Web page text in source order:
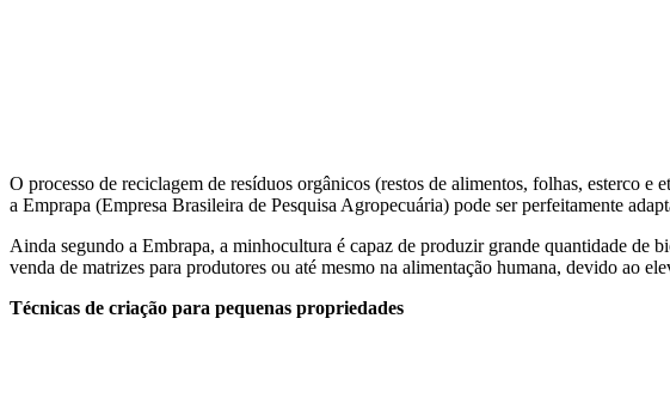
O processo de reciclagem de resíduos orgânicos (restos de alimentos, folhas, esterco
a Emprapa (Empresa Brasileira de Pesquisa Agropecuária) pode ser perfeitamente
Ainda segundo a Embrapa, a minhocultura é capaz de produzir grande quantidade de
venda de matrizes para produtores ou até mesmo na alimentação humana, devido ao
Técnicas de criação para pequenas propriedades